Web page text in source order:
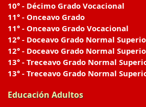
10° - Décimo Grado Vocacional
11° - Onceavo Grado
11° - Onceavo Grado Vocacional
12° - Doceavo Grado Normal
12° - Doceavo Grado Normal
13° - Treceavo Grado Normal
13° - Treceavo Grado Normal
Educación Adultos